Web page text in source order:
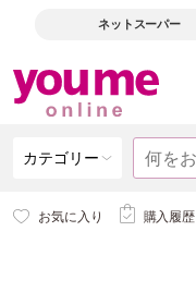
ネットスーパー
カテゴリー
お気に入り 購入履歴